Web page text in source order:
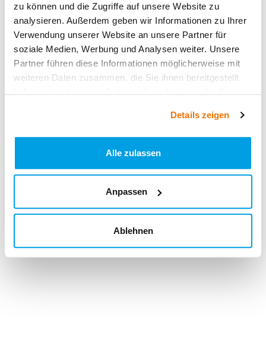
zu können und die Zugriffe auf unsere Website zu
analysieren. Außerdem geben wir Informationen zu Ihrer
Verwendung unserer Website an unsere Partner für
soziale Medien, Werbung und Analysen weiter. Unsere
Partner führen diese Informationen möglicherweise mit
weiteren Daten zusammen, die Sie ihnen bereitgestellt
Details zeigen
Alle zulassen
Anpassen
Ablehnen